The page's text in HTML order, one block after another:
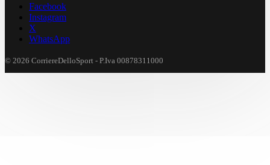
Facebook
Instagram
X
WhatsApp
© 2026 CorriereDelloSport - P.Iva 00878311000